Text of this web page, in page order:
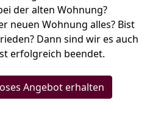
der alten Wohnung?
neuen Wohnung alles? Bist
Dann sind wir es auch
erfolgreich beendet.
Angebot erhalten